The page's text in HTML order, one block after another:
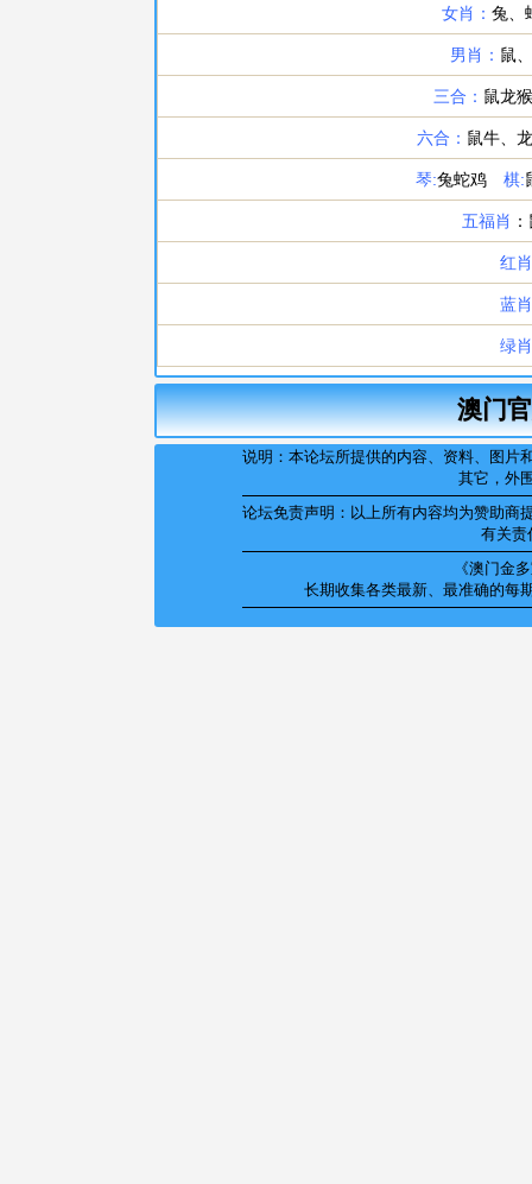
澳门
说明：本论坛所提供的内容、资料、图
其它，外
论坛免责声明：以上所有内容均为赞助商
有关责
《澳门金
长期收集各类最新、最准确的每